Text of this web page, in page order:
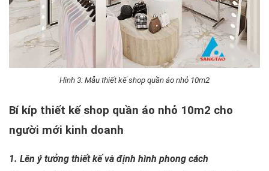
Hình 3: Mẫu thiết kế shop quần áo nhỏ 10m2
Bí kíp thiết kế shop quần áo nhỏ 10m2 cho
người mới kinh doanh
1. Lên ý tưởng thiết kế và định hình phong cách